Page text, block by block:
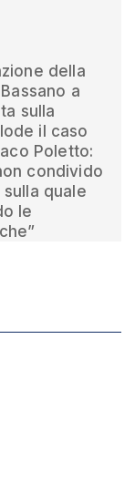
della
a
sulla
il caso
Poletto:
condivido
quale
le